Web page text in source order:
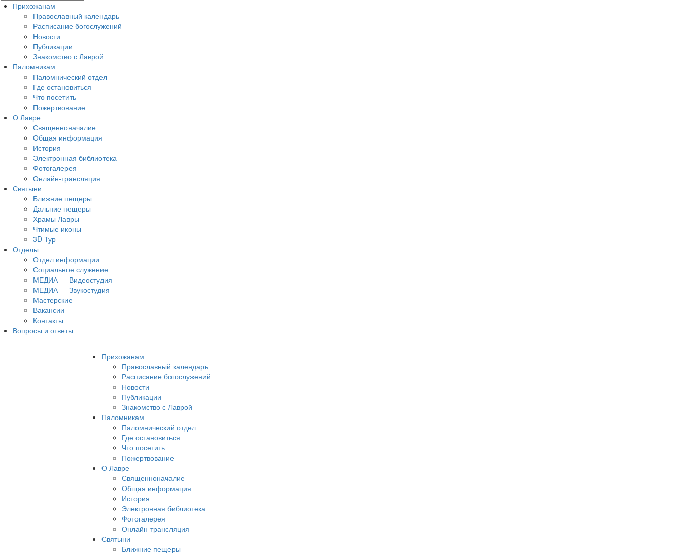
Прихожанам
Православный календарь
Расписание богослужений
Новости
Публикации
Знакомство с Лаврой
Паломникам
Паломнический отдел
Где остановиться
Что посетить
Пожертвование
О Лавре
Священноначалие
Общая информация
История
Электронная библиотека
Фотогалерея
Онлайн-трансляция
Святыни
Ближние пещеры
Дальние пещеры
Храмы Лавры
Чтимые иконы
3D Тур
Отделы
Отдел информации
Социальное служение
МЕДИА — Видеостудия
МЕДИА — Звукостудия
Мастерские
Вакансии
Контакты
Вопросы и ответы
Прихожанам
Православный календарь
Расписание богослужений
Новости
Публикации
Знакомство с Лаврой
Паломникам
Паломнический отдел
Где остановиться
Что посетить
Пожертвование
О Лавре
Священноначалие
Общая информация
История
Электронная библиотека
Фотогалерея
Онлайн-трансляция
Святыни
Ближние пещеры